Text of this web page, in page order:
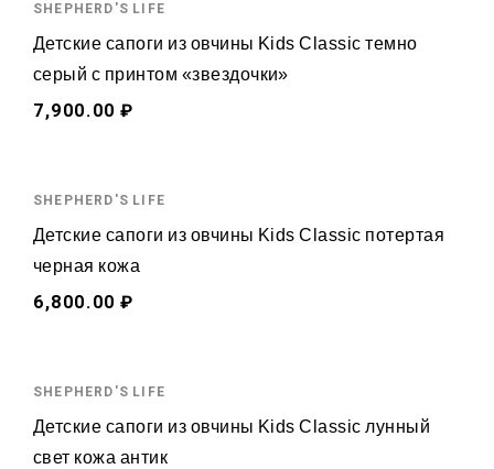
SHEPHERD'S LIFE
Детские сапоги из овчины Kids Classic темно
серый с принтом «звездочки»
7,900.00 ₽
SHEPHERD'S LIFE
Детские сапоги из овчины Kids Classic потертая
черная кожа
6,800.00 ₽
SHEPHERD'S LIFE
Детские сапоги из овчины Kids Classic лунный
свет кожа антик